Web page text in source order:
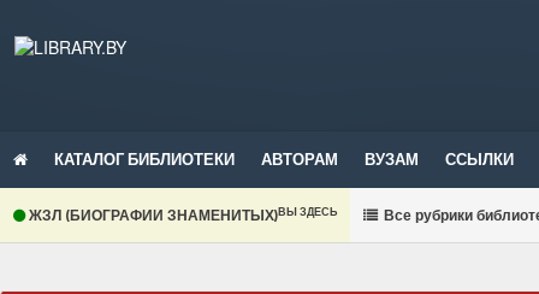
КАТАЛОГ БИБЛИОТЕКИ АВТОРАМ ВУЗАМ ССЫЛКИ
ЖЗЛ (БИОГРАФИИ ЗНАМЕНИТЫХ)ВЫ ЗДЕСЬ Все рубрики